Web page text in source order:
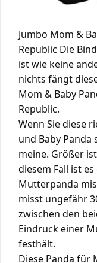
Jumbo Mom &
Republic Die
ist wie keine
nichts fängt
Mom & Baby
Republic.
Wenn Sie diese
und Baby Panda
meine. Größer
diesem Fall ist
Mutterpanda
misst ungefähr
zwischen den
Eindruck einer
festhält.
Diese Panda für